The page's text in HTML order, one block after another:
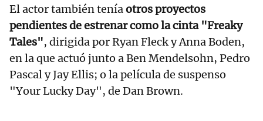
El actor también teníaotros proyectos
pendientes de estrenar como la cinta "Freaky
Tales", dirigida por Ryan Fleck y Anna Boden,
en la que actuó junto a Ben Mendelsohn, Pedro
Pascal y Jay Ellis; o la película de suspenso
"Your Lucky Day", de Dan Brown.